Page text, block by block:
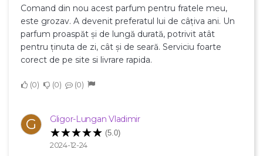
Comand din nou acest parfum pentru fratele meu,
este grozav. A devenit preferatul lui de câțiva ani. Un
parfum proaspăt și de lungă durată, potrivit atât
pentru ținuta de zi, cât și de seară. Serviciu foarte
corect de pe site si livrare rapida.
0 0 0
G Gligor-Lungan Vladimir
(5.0)
2024-12-24
Anuleaza
Creeaza o lista de dorinte